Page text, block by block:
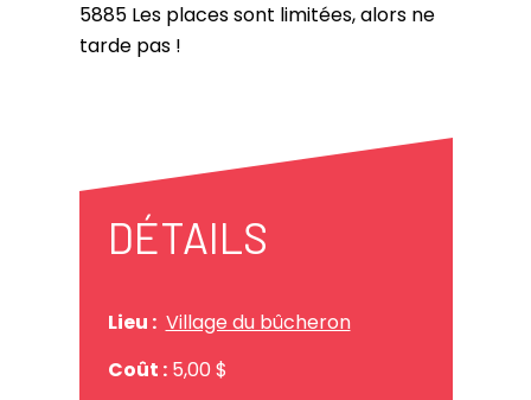
5885 Les places sont limitées, alors ne
tarde pas !
DÉTAILS
Lieu : Village du bûcheron
Coût : 5,00 $